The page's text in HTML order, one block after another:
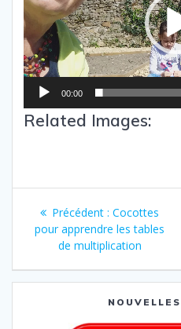
00:00
Related Images:
Précédent : Cocottes
pour apprendre les tables
de multiplication